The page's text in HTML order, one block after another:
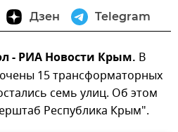
Дзен Telegram
- РИА Новости Крым. В
15 трансформаторных
семь улиц. Об этом
Республика Крым".